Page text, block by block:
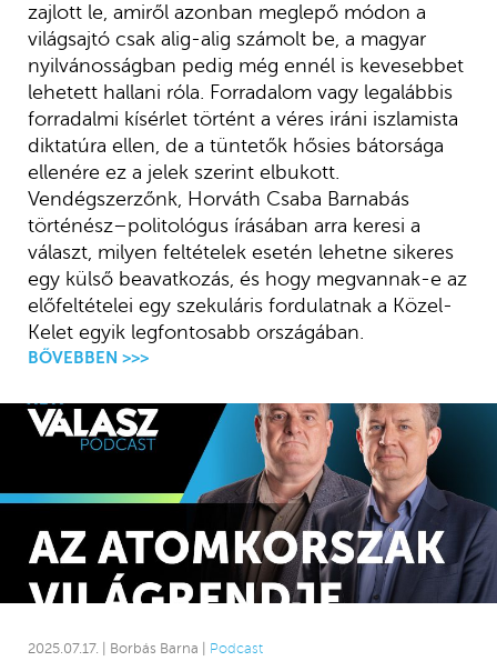
zajlott le, amiről azonban meglepő módon a
világsajtó csak alig-alig számolt be, a magyar
nyilvánosságban pedig még ennél is kevesebbet
lehetett hallani róla. Forradalom vagy legalábbis
forradalmi kísérlet történt a véres iráni iszlamista
diktatúra ellen, de a tüntetők hősies bátorsága
ellenére ez a jelek szerint elbukott.
Vendégszerzőnk, Horváth Csaba Barnabás
történész–politológus írásában arra keresi a
választ, milyen feltételek esetén lehetne sikeres
egy külső beavatkozás, és hogy megvannak-e az
előfeltételei egy szekuláris fordulatnak a Közel-
Kelet egyik legfontosabb országában.
BŐVEBBEN >>>
2025.07.17. | Borbás Barna | Podcast